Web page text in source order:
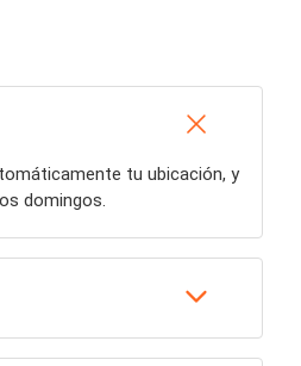
tu ubicación, y
domingos.